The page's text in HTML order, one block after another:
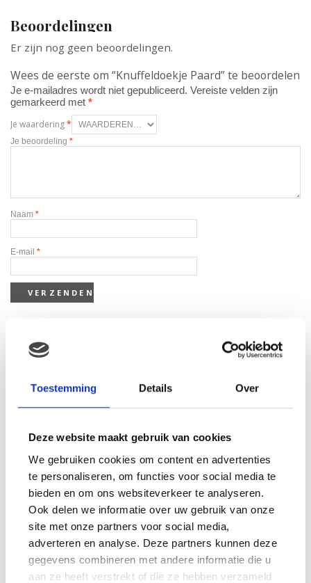
Toestemming Details Over
Deze website maakt gebruik van cookies
We gebruiken cookies om content en advertenties
te personaliseren, om functies voor social media te
bieden en om ons websiteverkeer te analyseren.
Ook delen we informatie over uw gebruik van onze
site met onze partners voor social media,
adverteren en analyse. Deze partners kunnen deze
gegevens combineren met andere informatie die u
aan ze heeft verstrekt of die ze hebben verzameld
Beoordelingen
Er zijn nog geen beoordelingen.
Wees de eerste om “Knuffeldoekje Paard” te beoordelen
Je e-mailadres wordt niet gepubliceerd. Vereiste velden zijn
gemarkeerd met *
Je waardering*
Je beoordeling *
Naam *
E-mail *
Hasbro Feed me babies